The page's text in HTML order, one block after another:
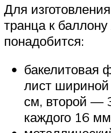
Для
транца к баллону
понадобится:
бакелитовая
лист
см, второй —
каждого 16